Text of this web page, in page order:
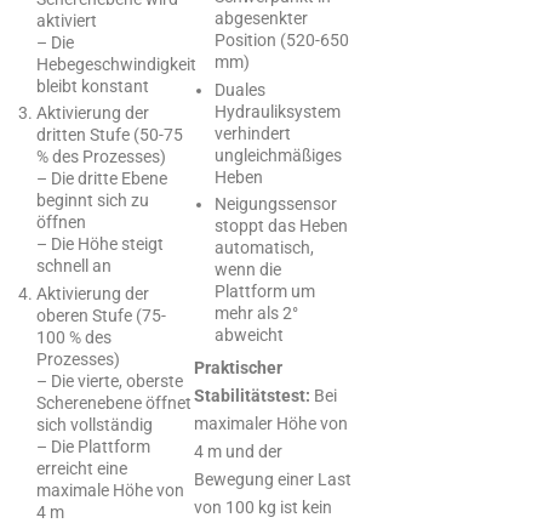
aktiviert
– Die
Hebegeschwindigkeit
bleibt konstant
Aktivierung der
dritten Stufe (50-75
% des Prozesses)
– Die dritte Ebene
beginnt sich zu
öffnen
– Die Höhe steigt
schnell an
Aktivierung der
oberen Stufe (75-
100 % des
Prozesses)
– Die vierte, oberste
Scherenebene öffnet
sich vollständig
– Die Plattform
erreicht eine
maximale Höhe von
4 m
abgesenkter
Position (520-650
mm)
Duales
Hydrauliksystem
verhindert
ungleichmäßiges
Heben
Neigungssensor
stoppt das Heben
automatisch,
wenn die
Plattform um
mehr als 2°
abweicht
Praktischer
Stabilitätstest: Bei
maximaler Höhe von
4 m und der
Bewegung einer Last
von 100 kg ist kein